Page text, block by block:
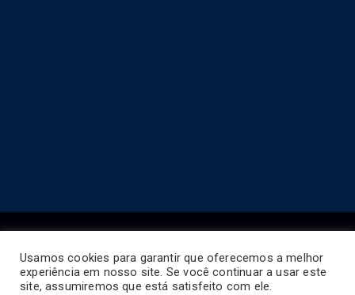
Copyright © 2026 Horário de Ônibus BR
Usamos cookies para garantir que oferecemos a melhor
experiência em nosso site. Se você continuar a usar este
site, assumiremos que está satisfeito com ele.